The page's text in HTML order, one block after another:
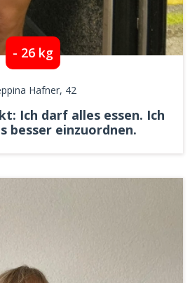
- 26 kg
Hafner, 42
Ich darf alles essen. Ich
besser einzuordnen.